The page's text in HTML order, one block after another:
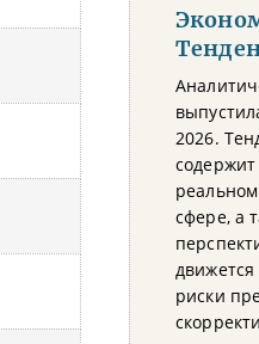
2026.
содержит
сфере, а
риски